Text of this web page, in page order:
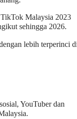
Malaysia 2023
sehingga 2026.
lebih terperinci
YouTuber dan